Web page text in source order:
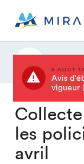
6 AOÛT
Avis
vigueur
les
avril